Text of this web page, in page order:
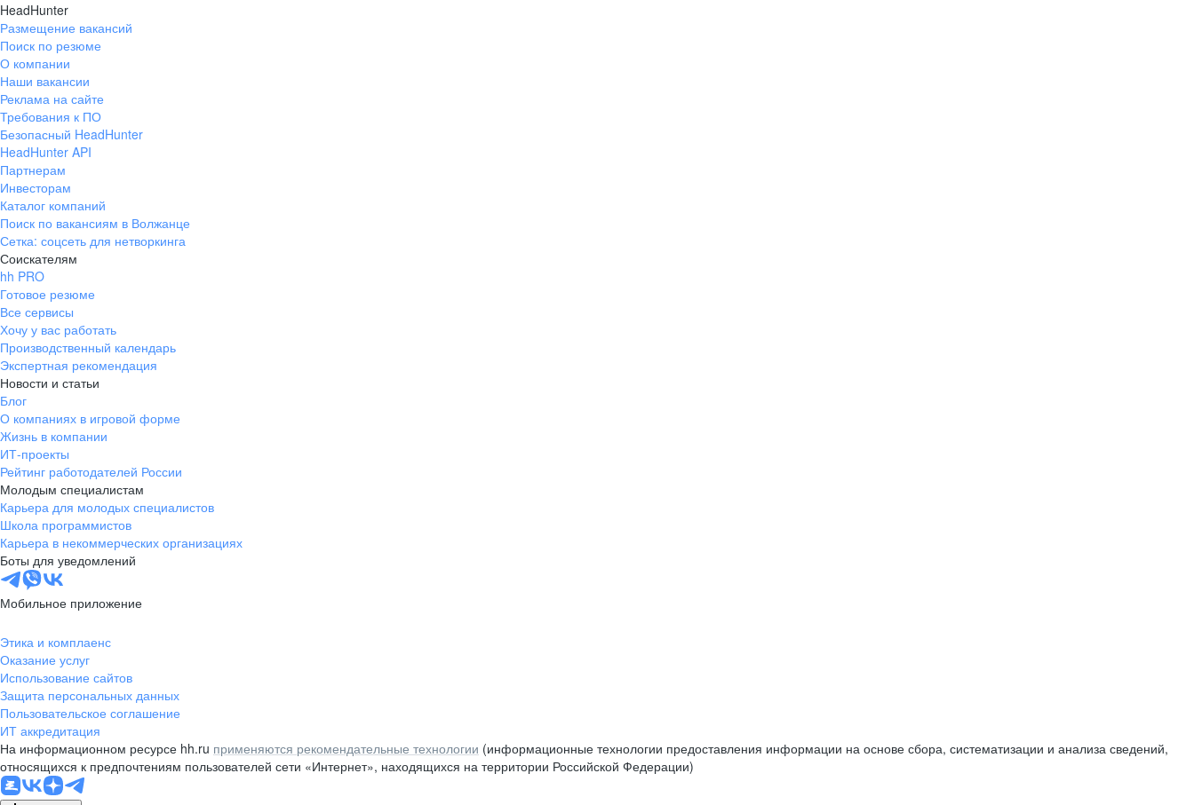
HeadHunter
Размещение вакансий
Поиск по резюме
О компании
Наши вакансии
Реклама на сайте
Требования к ПО
Безопасный HeadHunter
HeadHunter API
Партнерам
Инвесторам
Каталог компаний
Поиск по вакансиям в Волжанце
Сетка: соцсеть для нетворкинга
Соискателям
hh PRO
Готовое резюме
Все сервисы
Хочу у вас работать
Производственный календарь
Экспертная рекомендация
Новости и статьи
Блог
О компаниях в игровой форме
Жизнь в компании
ИТ-проекты
Рейтинг работодателей России
Молодым специалистам
Карьера для молодых специалистов
Школа программистов
Карьера в некоммерческих организациях
Боты для уведомлений
Мобильное приложение
Этика и комплаенс
Оказание услуг
Использование сайтов
Защита персональных данных
Пользовательское соглашение
ИТ аккредитация
На информационном ресурсе hh.ru применяются рекомендательные технологии (информационные технологии предоставления информации на основе сбора, систематизации и анализа сведений,
относящихся к предпочтениям пользователей сети «Интернет», находящихся на территории Российской Федерации)